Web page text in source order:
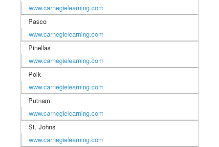
www.carnegielearning.com
Pasco
www.carnegielearning.com
Pinellas
www.carnegielearning.com
Polk
www.carnegielearning.com
Putnam
www.carnegielearning.com
St. Johns
www.carnegielearning.com